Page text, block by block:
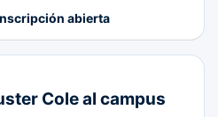
abierta
Cole al campus